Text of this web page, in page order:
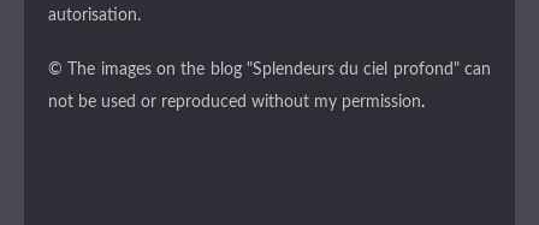
autorisation.
© The images on the blog "Splendeurs du ciel profond" can
not be used or reproduced without my permission.